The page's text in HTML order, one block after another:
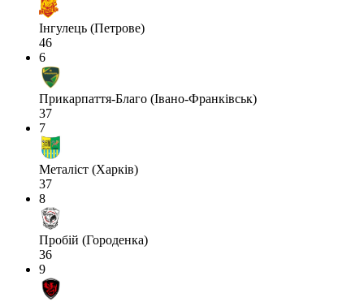
Інгулець (Петрове)
46
6
Прикарпаття-Благо (Івано-Франківськ)
37
7
Металіст (Харків)
37
8
Пробій (Городенка)
36
9